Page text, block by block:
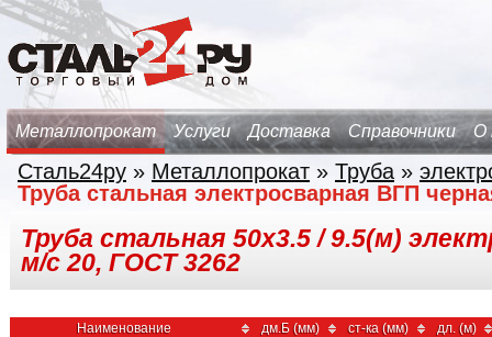
Металлопрокат Услуги Доставка Справочники О
Сталь24ру » Металлопрокат » Труба »
Труба стальная электросварная ВГП
Труба стальная 50х3.5 / 9.5(м)
м/с 20, ГОСТ 3262
Наименование дм.Б (мм) ст-ка (мм) дл. (м)